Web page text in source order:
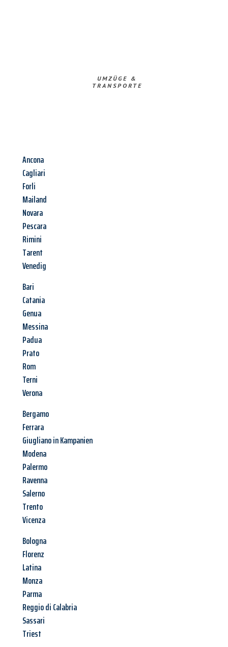
UMZÜGE &
TRANSPORTE
Ancona
Cagliari
Forli
Mailand
Novara
Pescara
Rimini
Tarent
Venedig
Bari
Catania
Genua
Messina
Padua
Prato
Rom
Terni
Verona
Bergamo
Ferrara
Giugliano in Kampanien
Modena
Palermo
Ravenna
Salerno
Trento
Vicenza
Bologna
Florenz
Latina
Monza
Parma
Reggio di Calabria
Sassari
Triest